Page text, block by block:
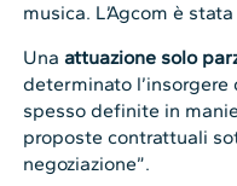
musica. L’Agcom è
Una attuazione solo
determinato
spesso definite in
proposte contrattuali
negoziazione”.